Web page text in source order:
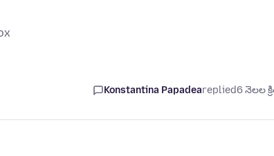
Konstantina Papadeareplied6 నెలల